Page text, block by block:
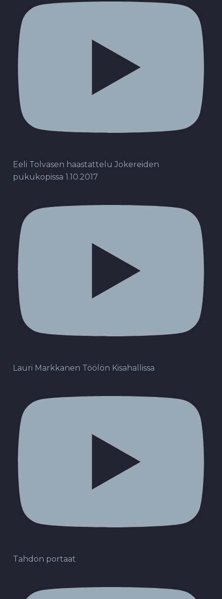
Eeli Tolvasen haastattelu Jokereiden
pukukopissa 1.10.2017
Lauri Markkanen Töölön Kisahallissa
Tahdon portaat